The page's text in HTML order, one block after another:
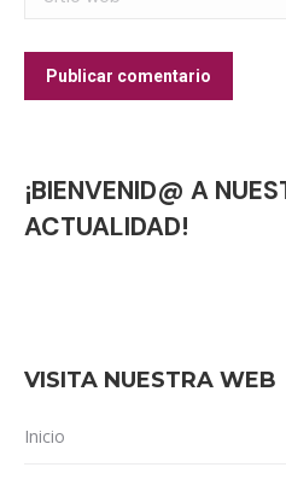
Publicar comentario
¡BIENVENID@ A
ACTUALIDAD!
VISITA NUESTRA WEB
Inicio